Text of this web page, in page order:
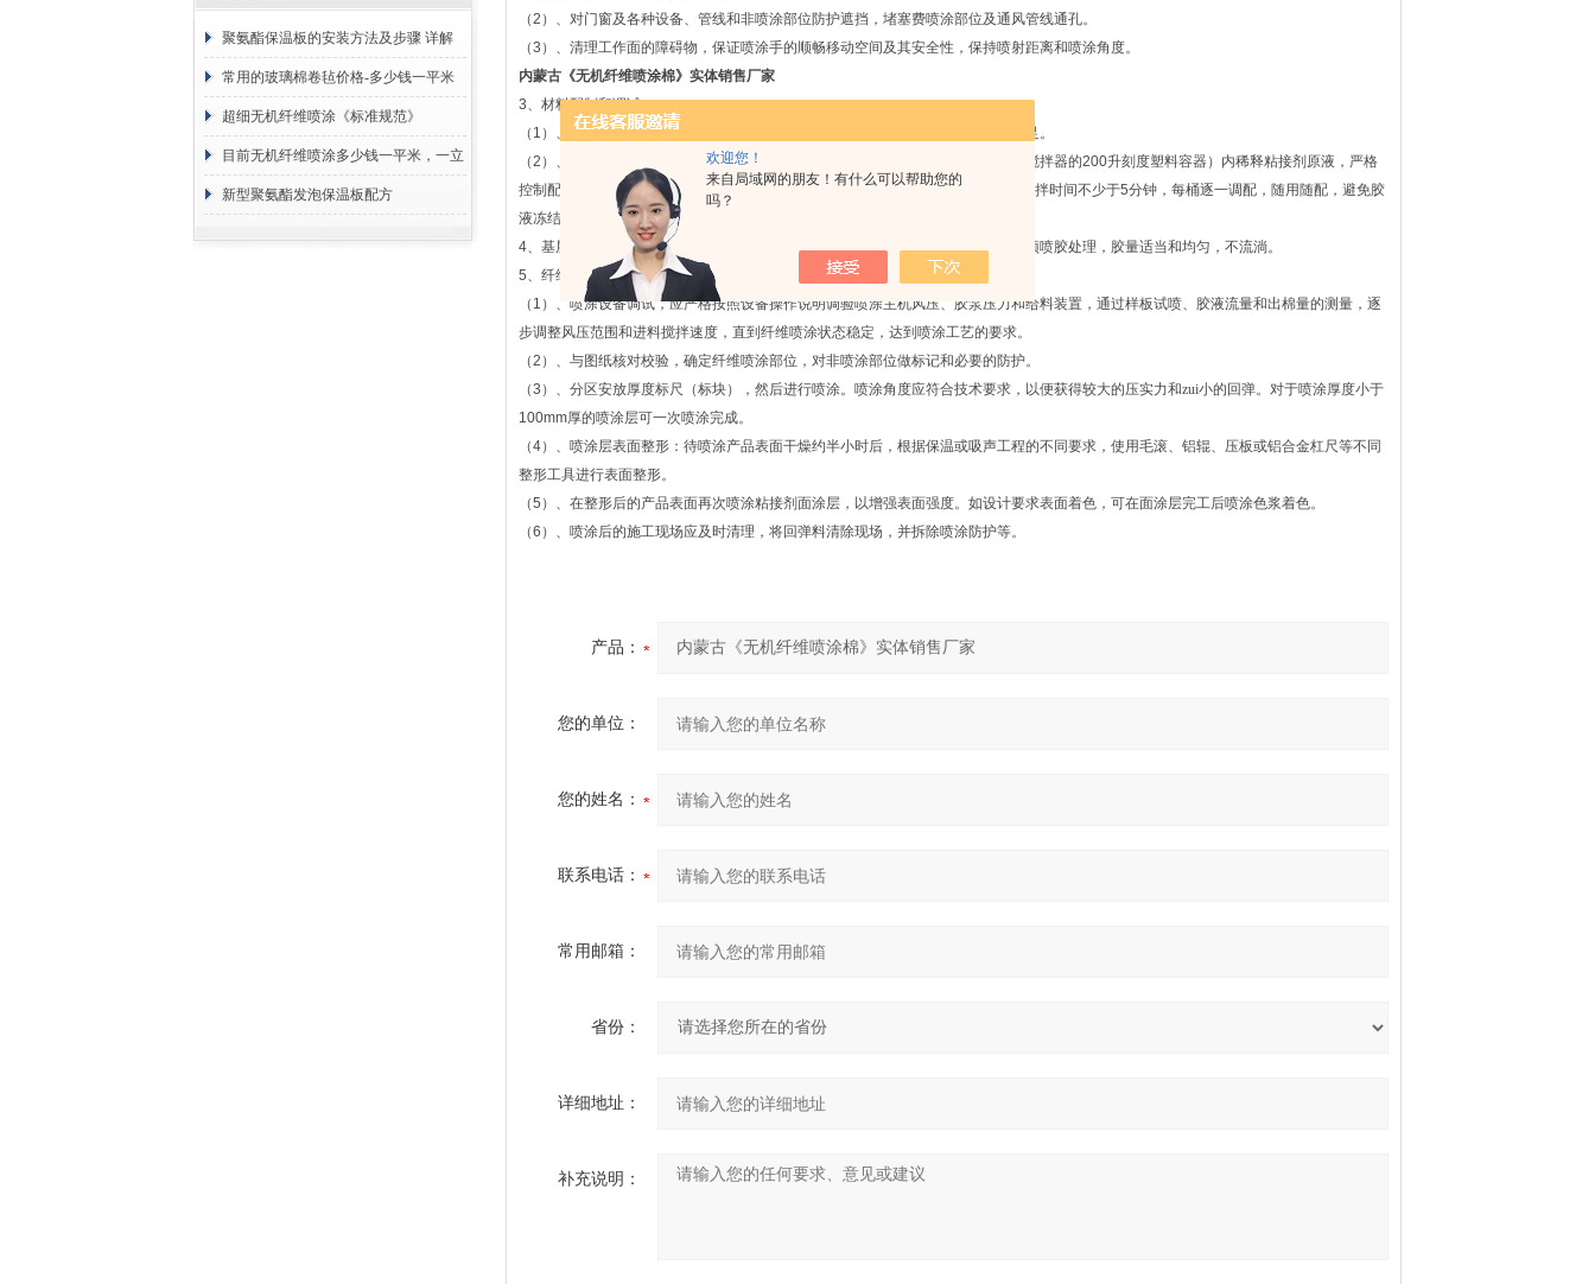
欢迎您！
来自局域网的朋友！有什么可以帮助您的
吗？
聚氨酯保温板的安装方法及步骤 详解
常用的玻璃棉卷毡价格-多少钱一平米
超细无机纤维喷涂《标准规范》
目前无机纤维喷涂多少钱一平米，一立
方 价格计算
新型聚氨酯发泡保温板配方
（2 ）、对门窗及各种设备、管线和非喷涂部位防护遮挡，堵塞费喷涂部位及通风管线通孔。
（3 ）、清理工作面的障碍物，保证喷涂手的顺畅移动空间及其安全性，保持喷射距离和喷涂角度。
内蒙古《无机纤维喷涂棉》实体销售厂家
3、材料配制和调试
（ 1 ）、打散压缩纤维棉，连续将喷涂棉填入喷涂机内，并保持料箱内纤维材料充足。
（2 ）、由专人负责按喷涂胶使用说明，使用洁净水在专业配套容器（安装有高速搅拌器的200升刻度塑料容器）内稀释粘接剂原液，严格
控制配制比例，不得随 意增加水量稀释，并持续开动电动搅拌器进行均匀搅拌，搅拌时间不少于5分钟，每桶逐一调配，随用随配，避免胶
液冻结失效。
4、基层表面预喷底涂层：基层表面清洁后，即可使用已配好的喷涂粘接剂对基面预喷胶处理，胶量适当和均匀，不流淌。
5、纤维喷涂
（ 1 ）、喷涂设备调试，应严格按照设备操作说明调验喷涂主机风压、胶泵压力和给料装置，通过样板试喷、胶液流量和出棉量的测量，逐
步调整风压范围和进料搅拌速度，直到纤维喷涂状态稳定，达到喷涂工艺的要求。
（2 ）、与图纸核对校验，确定纤维喷涂部位，对非喷涂部位做标记和必要的防护。
（3 ）、分区安放厚度标尺（标块），然后进行喷涂。喷涂角度应符合技术要求，以便获得较大的压实力和zui小的回弹。对于喷涂厚度小于
100mm厚的喷涂层可一次喷涂完成。
（4）、喷涂层表面整形：待喷涂产品表面干燥约半小时后，根据保温或吸声工程的不同要求，使用毛滚、铝辊、压板或铝合金杠尺等不同
整形工具进行表面整形。
（5 ）、在整形后的产品表面再次喷涂粘接剂面涂层，以增强表面强度。如设计要求表面着色，可在面涂层完工后喷涂色浆着色。
（6 ）、喷涂后的施工现场应及时清理，将回弹料清除现场，并拆除喷涂防护等。
产品：
您的单位：
您的姓名：
联系电话：
常用邮箱：
省份：
详细地址：
补充说明：